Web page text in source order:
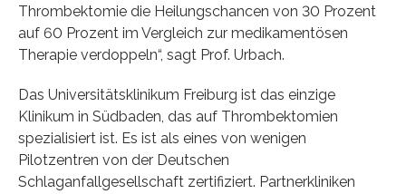
Thrombektomie die Heilungschancen von 30 Prozent
auf 60 Prozent im Vergleich zur medikamentösen
Therapie verdoppeln“, sagt Prof. Urbach.
Das Universitätsklinikum Freiburg ist das einzige
Klinikum in Südbaden, das auf Thrombektomien
spezialisiert ist. Es ist als eines von wenigen
Pilotzentren von der Deutschen
Schlaganfallgesellschaft zertifiziert. Partnerkliniken